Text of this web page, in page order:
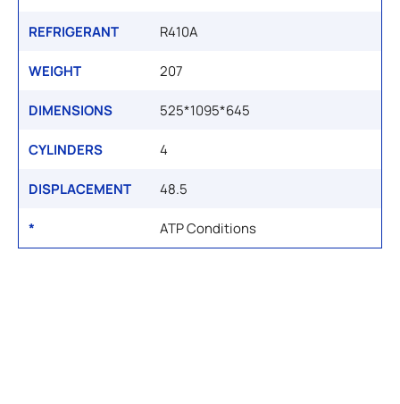
REFRIGERANT R410A
WEIGHT 207
DIMENSIONS 525*1095*645
CYLINDERS 4
DISPLACEMENT 48.5
* ATP Conditions